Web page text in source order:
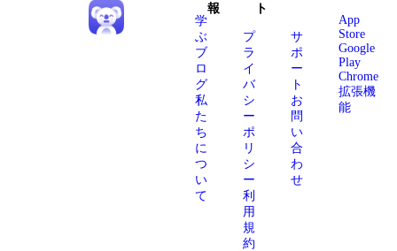
学
ぶ
ブ
ロ
グ
私
た
ち
に
つ
い
て
報
プ
ラ
イ
バ
シ
ー
ポ
リ
シ
ー
利
用
規
約
ト
サ
ポ
ー
ト
お
問
い
合
わ
せ
App
Store
Google
Play
Chrome
拡張機
能